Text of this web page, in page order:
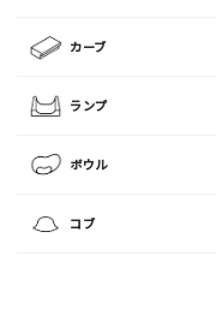
ご注意事項
・人物の顔が写ってい
・画像の規定サイズは
カーブ
ランプ
ボウル
コブ